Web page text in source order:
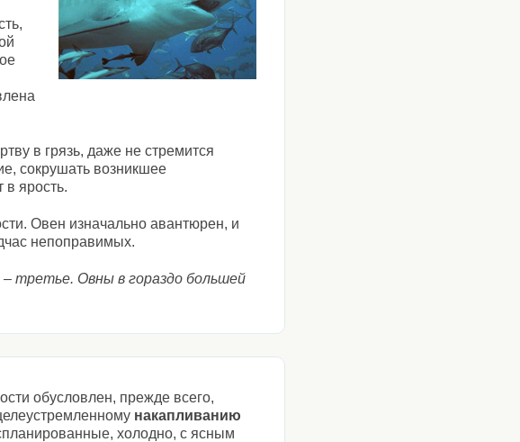
в грязь, даже не стремится
сокрушать возникшее
в ярость.
Овен изначально авантюрен, и
непоправимых.
третье. Овны в гораздо большей
обусловлен, прежде всего,
накапливанию
холодно, с ясным